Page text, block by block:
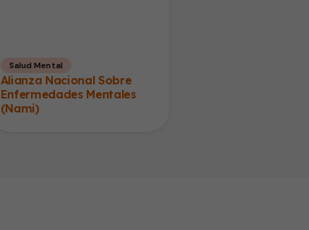
Salud Mental
Alianza Nacional Sobre
Enfermedades Mentales
(Nami)